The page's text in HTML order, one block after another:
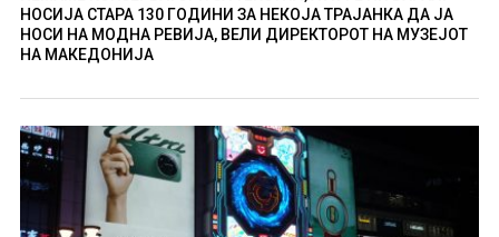
НОСИЈА СТАРА 130 ГОДИНИ ЗА НЕКОЈА ТРАЈАНКА ДА ЈА
НОСИ НА МОДНА РЕВИЈА, ВЕЛИ ДИРЕКТОРОТ НА МУЗЕЈОТ
НА МАКЕДОНИЈА